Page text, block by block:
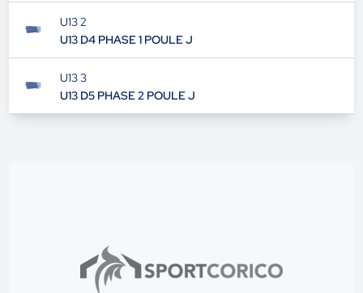
U13 2
U13 D4 PHASE 1 POULE J
U13 3
U13 D5 PHASE 2 POULE J